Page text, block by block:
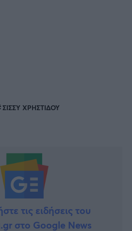
ΣΙΣΣΥ ΧΡΗΣΤΙΔΟΥ
τις ειδήσεις του
στο Google News